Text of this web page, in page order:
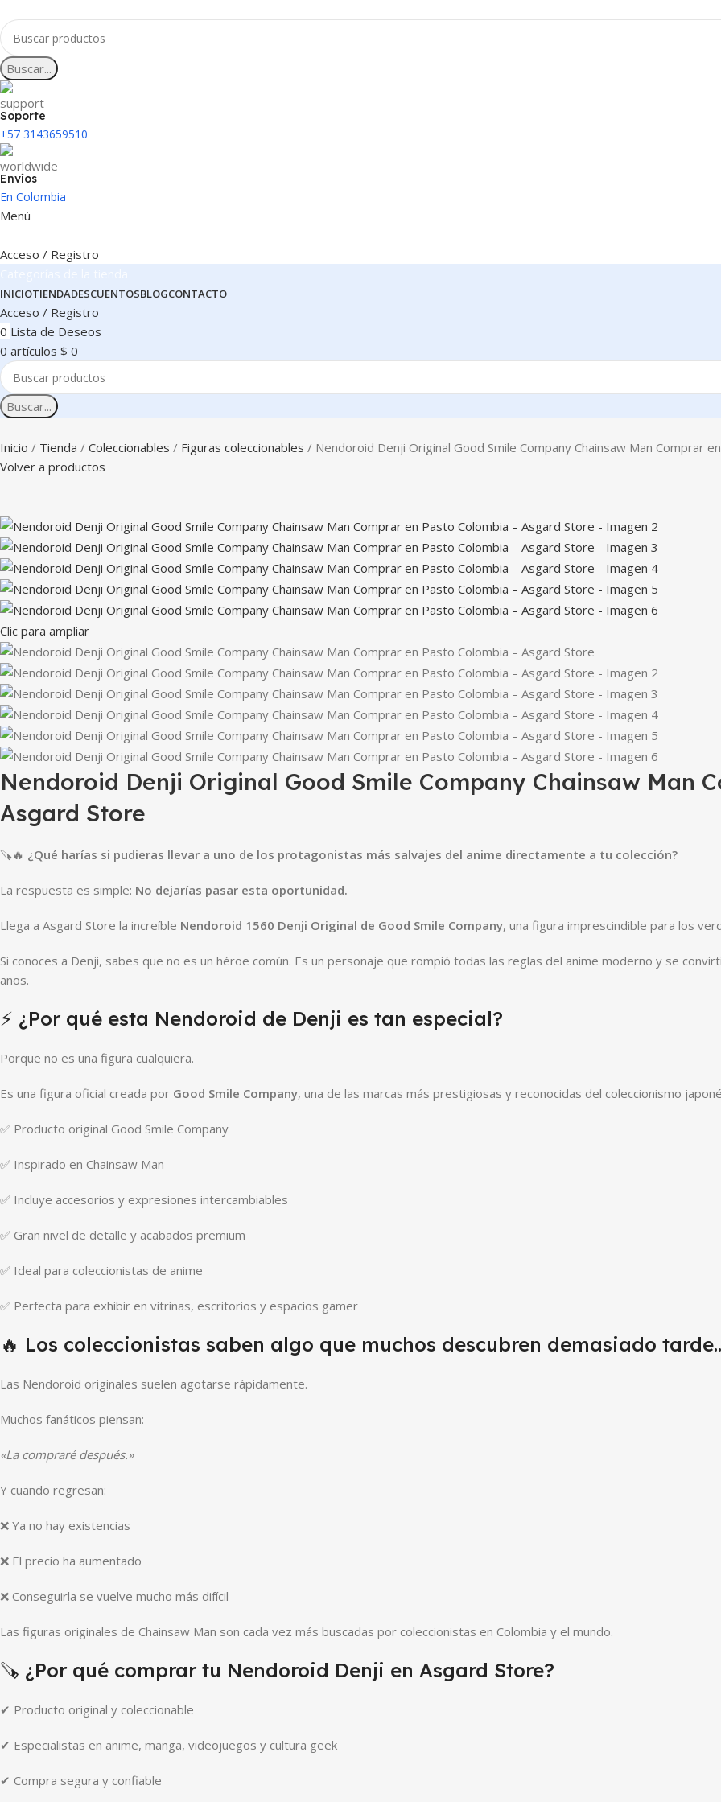
Buscar...
Soporte
+57 3143659510
Envíos
En Colombia
Menú
Acceso / Registro
INICIOTIENDADESCUENTOSBLOGCONTACTO
Acceso / Registro
0 Lista de Deseos
0 artículos $ 0
Buscar...
Inicio Tienda Coleccionables Figuras coleccionables
Nendoroid Denji Original Good Smile Company Chainsaw Man Comprar
Volver a productos
Clic para ampliar
Nendoroid Denji Original Good Smile Company Chainsaw Man
Asgard Store
🪚🔥 ¿Qué harías si pudieras llevar a uno de los protagonistas más salvajes del anime directamente a tu colección?
La respuesta es simple: No dejarías pasar esta oportunidad.
Llega a Asgard Store la increíble Nendoroid 1560 Denji Original de Good Smile Company, una figura imprescindible para los
Si conoces a Denji, sabes que no es un héroe común. Es un personaje que rompió todas las reglas del anime moderno y se
años.
⚡ ¿Por qué esta Nendoroid de Denji es tan especial?
Porque no es una figura cualquiera.
Es una figura oficial creada por Good Smile Company, una de las marcas más prestigiosas y reconocidas del coleccionismo
✅ Producto original Good Smile Company
✅ Inspirado en Chainsaw Man
✅ Incluye accesorios y expresiones intercambiables
✅ Gran nivel de detalle y acabados premium
✅ Ideal para coleccionistas de anime
✅ Perfecta para exhibir en vitrinas, escritorios y espacios gamer
🔥 Los coleccionistas saben algo que muchos descubren demasiado
Las Nendoroid originales suelen agotarse rápidamente.
Muchos fanáticos piensan:
«La compraré después.»
Y cuando regresan:
❌ Ya no hay existencias
❌ El precio ha aumentado
❌ Conseguirla se vuelve mucho más difícil
Las figuras originales de Chainsaw Man son cada vez más buscadas por coleccionistas en Colombia y el mundo.
🪚 ¿Por qué comprar tu Nendoroid Denji en Asgard Store?
✔ Producto original y coleccionable
✔ Especialistas en anime, manga, videojuegos y cultura geek
✔ Compra segura y confiable